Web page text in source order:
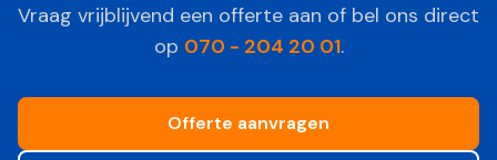
Vraag vrijblijvend een offerte aan of bel ons direct
op 070 - 204 20 01.
Offerte aanvragen